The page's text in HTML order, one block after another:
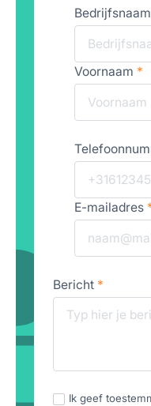
Bedrijfsnaam
Voornaam *
E-mailadres
Bericht *
Ik geef